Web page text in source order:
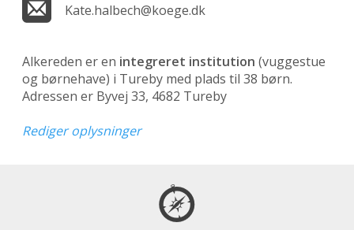
Kate.halbech@koege.dk
Alkereden er en integreret institution (vuggestue
og børnehave) i Tureby med plads til 38 børn.
Adressen er Byvej 33, 4682 Tureby
Rediger oplysninger